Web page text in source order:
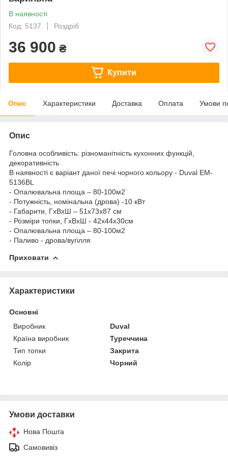
В наявності
Код: 5137
Роздріб
36 900 ₴
Купити
Опис Характеристики Доставка Оплата Умови
Опис
Головна особливість: різноманітність кухонних функцій,
декоративність
В наявності є варіант даної печі чорного кольору - Duval EM-
5136BL
- Опалювальна площа – 80-100м2
- Потужність, номінальна (дрова) -10 кВт
- Габарити, ГхВхШ – 51x73x87 см
- Розміри топки, ГхВхШ - 42x44x30см
- Опалювальна площа – 80-100м2
- Паливо - дрова/вугілля
Приховати
Характеристики
Основні
Виробник
Duval
Країна виробник
Туреччина
Тип топки
Закрита
Колір
Чорний
Умови доставки
Нова Пошта
Самовивіз